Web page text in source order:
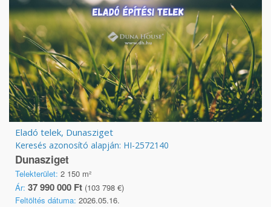
Eladó telek, Dunasziget
Keresés azonosító alapján: HI-2572140
Dunasziget
Telekterület: 2 150 m²
Ár: 37 990 000 Ft (103 798 €)
Feltöltés dátuma: 2026.05.16.